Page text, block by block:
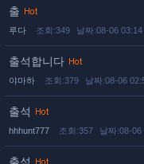
출
루다 조회:349 날짜:08-06 03:14
출석합니다
야마하 조회:379 날짜:08-06
출석
hhhunt777 조회:357 날짜:08-06